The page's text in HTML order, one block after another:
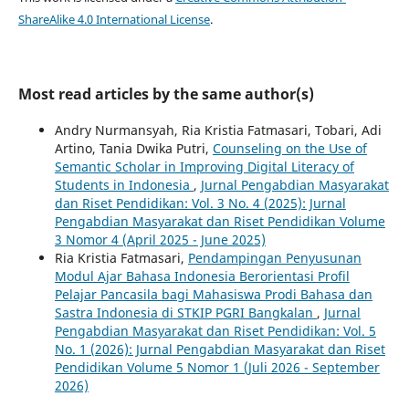
ShareAlike 4.0 International License.
Most read articles by the same author(s)
Andry Nurmansyah, Ria Kristia Fatmasari, Tobari, Adi
Artino, Tania Dwika Putri, Counseling on the Use of
Semantic Scholar in Improving Digital Literacy of
Students in Indonesia , Jurnal Pengabdian Masyarakat
dan Riset Pendidikan: Vol. 3 No. 4 (2025): Jurnal
Pengabdian Masyarakat dan Riset Pendidikan Volume
3 Nomor 4 (April 2025 - June 2025)
Ria Kristia Fatmasari, Pendampingan Penyusunan
Modul Ajar Bahasa Indonesia Berorientasi Profil
Pelajar Pancasila bagi Mahasiswa Prodi Bahasa dan
Sastra Indonesia di STKIP PGRI Bangkalan , Jurnal
Pengabdian Masyarakat dan Riset Pendidikan: Vol. 5
No. 1 (2026): Jurnal Pengabdian Masyarakat dan Riset
Pendidikan Volume 5 Nomor 1 (Juli 2026 - September
2026)